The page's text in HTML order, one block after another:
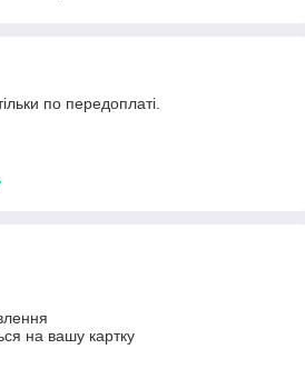
по передоплаті.
на вашу картку